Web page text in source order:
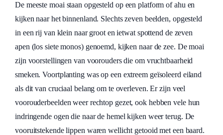
De meeste moai staan opgesteld op een platform of ahu en
kijken naar het binnenland. Slechts zeven beelden, opgesteld
in een rij van klein naar groot en ietwat spottend de zeven
apen (los siete monos) genoemd, kijken naar de zee. De moai
zijn voorstellingen van voorouders die om vruchtbaarheid
smeken. Voortplanting was op een extreem geïsoleerd eiland
als dit van cruciaal belang om te overleven. Er zijn veel
voorouderbeelden weer rechtop gezet, ook hebben vele hun
indringende ogen die naar de hemel kijken weer terug. De
vooruitstekende lippen waren wellicht getooid met een baard.